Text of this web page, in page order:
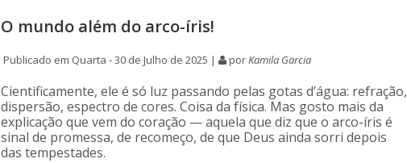
O mundo além do arco-íris!
Publicado em Quarta - 30 de Julho de 2025 | porKamila Garcia
Cientificamente, ele é só luz passando pelas gotas d’água: refração,
dispersão, espectro de cores. Coisa da física. Mas gosto mais da
explicação que vem do coração — aquela que diz que o arco-íris é
sinal de promessa, de recomeço, de que Deus ainda sorri depois
das tempestades.